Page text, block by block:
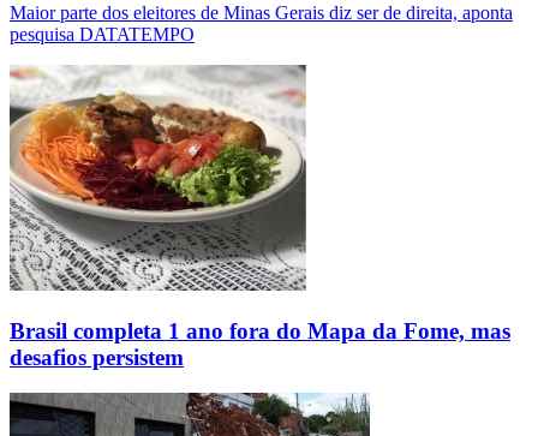
Maior parte dos eleitores de Minas Gerais diz ser de direita, aponta
pesquisa DATATEMPO
Brasil completa 1 ano fora do Mapa da Fome, mas
desafios persistem